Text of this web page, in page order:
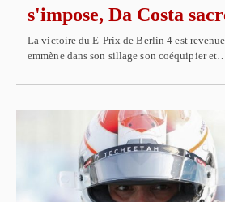
s'impose, Da Costa
La victoire du E-Prix de Berlin 4 est
emmène dans son sillage son coéquipier